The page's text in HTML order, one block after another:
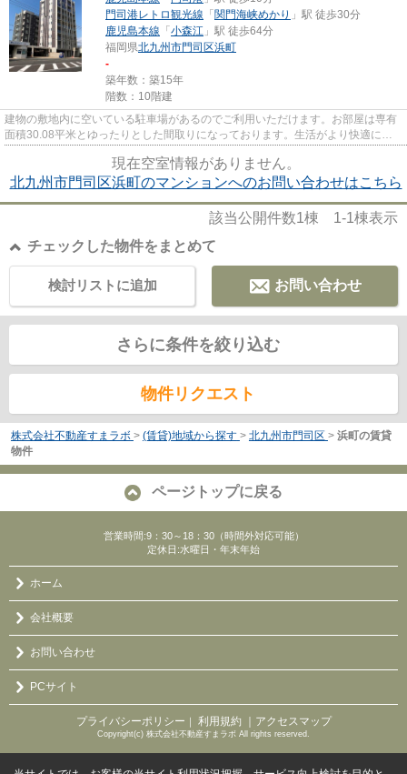
門司港レトロ観光線 「 関門海峡めかり 」駅 徒歩30分
鹿児島本線 「 小森江 」駅 徒歩64分
福岡県北九州市門司区浜町
-
築年数：築15年
階数：10階建
建物の敷地内に空いている駐車場があるのでご利用いただけます。お部屋は専有
面積30.08平米とゆったりとした間取りになっております。生活がより快適にな
現在空室情報がありません。
北九州市門司区浜町のマンションへのお問い合わせはこちら
該当公開件数1棟 1-1棟表示
チェックした物件をまとめて
お問い合わせ
検討リストに追加
さらに条件を絞り込む
物件リクエスト
株式会社不動産すまラボ > (賃貸)地域から探す > 北九州市門司区 > 浜町の賃貸
物件
ページトップに戻る
営業時間:9：30～18：30（時間外対応可能）
定休日:水曜日・年末年始
ホーム
会社概要
お問い合わせ
PCサイト
プライバシーポリシー ｜ 利用規約 ｜アクセスマップ
Copyright(c) 株式会社不動産すまラボ All rights reserved.